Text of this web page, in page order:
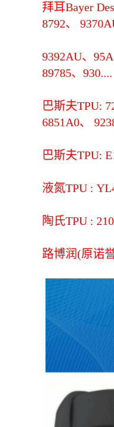
拜耳Bayer
8792、
9392AU、
89785、930....
巴斯夫TPU:
6851A0、
巴斯夫TPU:
液氮TPU :
陶氏TPU :
路博润(原诺